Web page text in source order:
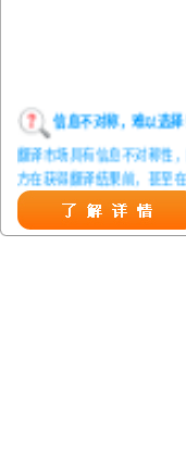
信息不对称，难以选择
翻译市场具有信息不对称性
方在获得翻译结果前，甚至
结果后，都无法准确判定翻
而给劣质翻译者提供了一定
造成翻译市场鱼龙混杂，难